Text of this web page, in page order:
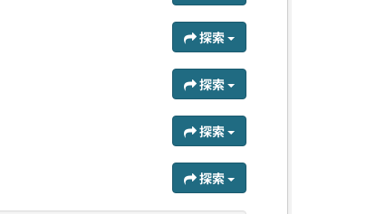
探索
探索
探索
探索